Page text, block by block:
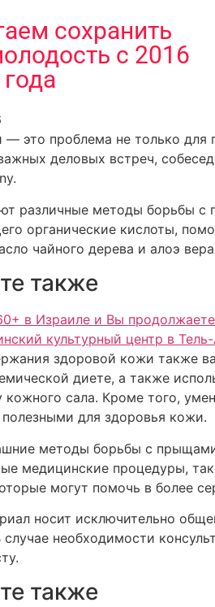
сохранить
с 2016
года
это проблема не только для
деловых встреч,
различные методы борьбы с
органические кислоты,
чайного дерева и алоэ
также
в Израиле и Вы
культурный центр в
здоровой кожи также
диете, а также
кожного сала. Кроме того,
полезными для здоровья кожи.
методы борьбы с прыщами
медицинские процедуры,
могут помочь в более
носит исключительно
случае необходимости
также